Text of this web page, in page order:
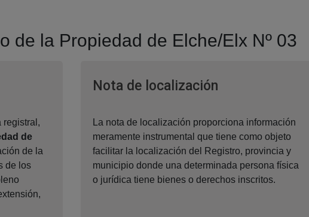
de la Propiedad de Elche/Elx Nº 03
registral,
de
de la
de los
Nota de localizaciónVentana nueva
La nota de localización proporciona información
meramente instrumental que tiene como objeto
facilitar la localización del Registro, provincia y
municipio donde una determinada persona física
o jurídica tiene bienes o derechos inscritos.